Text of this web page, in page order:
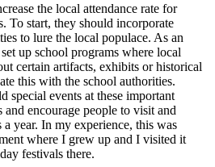
the local attendance rate for
To start, they should incorporate
to lure the local populace. As an
up school programs where local
certain artifacts, exhibits or historical
this with the school authorities.
special events at these important
encourage people to visit and
a year. In my experience, this was
where I grew up and I visited it
festivals there.